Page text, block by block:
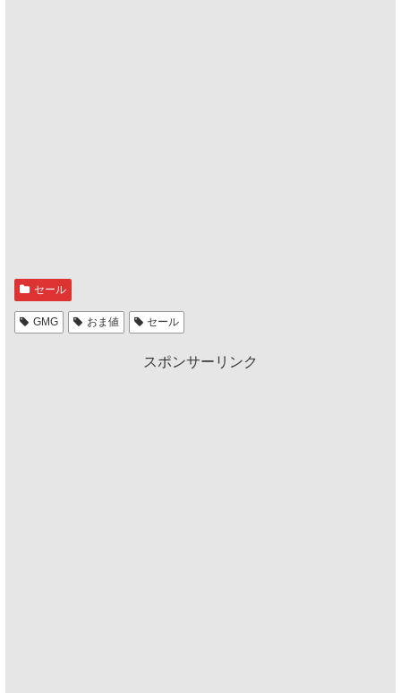
セール
GMG おま値 セール
スポンサーリンク